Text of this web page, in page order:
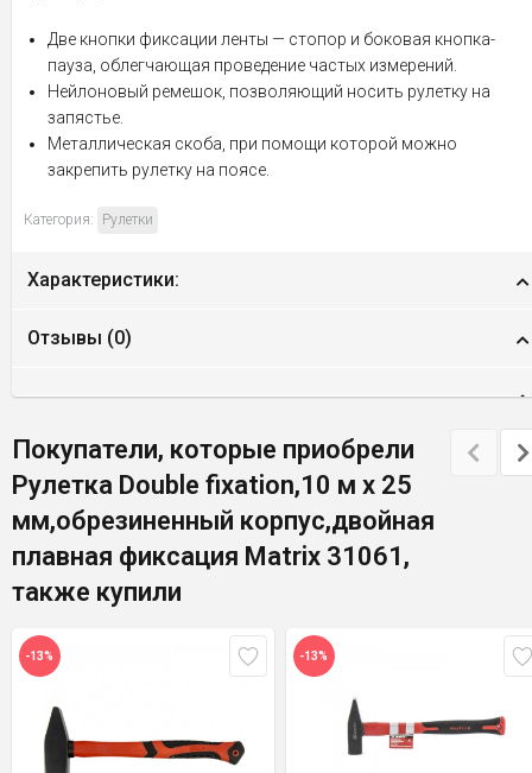
Две кнопки фиксации ленты — стопор и боковая кнопка-
пауза, облегчающая проведение частых измерений.
Нейлоновый ремешок, позволяющий носить рулетку на
запястье.
Металлическая скоба, при помощи которой можно
закрепить рулетку на поясе.
Категория: Рулетки
Характеристики:
Отзывы (0)
Покупатели, которые приобрели
Рулетка Double fixation,10 м х 25
мм,обрезиненный корпус,двойная
плавная фиксация Matrix 31061,
также купили
-13% -13%